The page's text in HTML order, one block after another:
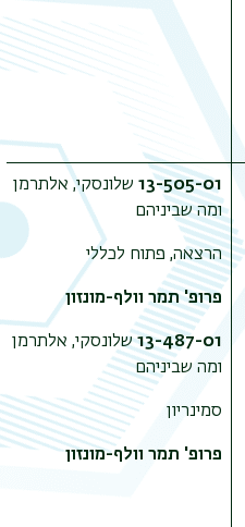
13-505-01 שלונסקי, אלתרמן
ומה שביניהם
הרצאה, פתוח לכללי
פרופ' תמר וולף-מונזון
13-487-01 שלונסקי, אלתרמן
ומה שביניהם
סמינריון
פרופ' תמר וולף-מונזון